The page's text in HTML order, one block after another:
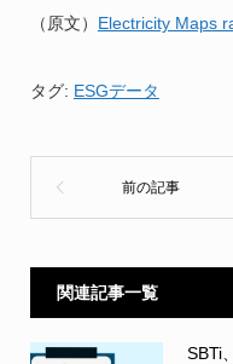
（原文） Electricity Maps
タグ: ESGデータ
関連記事一覧
SBTi